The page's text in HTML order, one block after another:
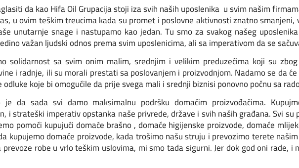
da kao Hifa Oil Grupacija stoji iza svih naših uposlenika u svim našim
u ovim teškim treucima kada su promet i poslovne aktivnosti znatno smanjeni,
unutarnje snage i nastupamo kao jedan. Tu smo za svakog našeg
važan ljudski odnos prema svim uposlenicima, ali sa imperativom da se
solidarnost sa svim onim malim, srednjim i velikim preduzećima koji su
i radnje, ili su morali prestati sa poslovanjem i proizvodnjom. Nadamo se da
koje bi omogućile da prije svega mali i srednji biznisi ponovno počnu sa
da sada svi damo maksimalnu podršku domaćim proizvođačima.
i strateški imperativ opstanka naše privrede, države i svih naših građana. Svi su
pomoći kupujući domaće brašno , domaće higijenske proizvode, domaće
kupujemo domaće proizvode, kada trošimo našu struju i prevozimo terete
robe u vrlo teškim uslovima, mi smo tada sigurni. Jer dok god oni rade, i